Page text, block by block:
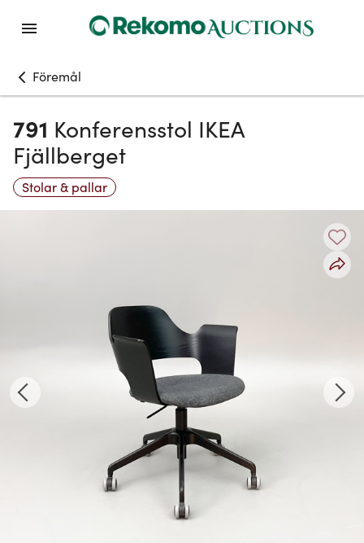
Föremål
791 Konferensstol IKEA
Fjällberget
Stolar & pallar